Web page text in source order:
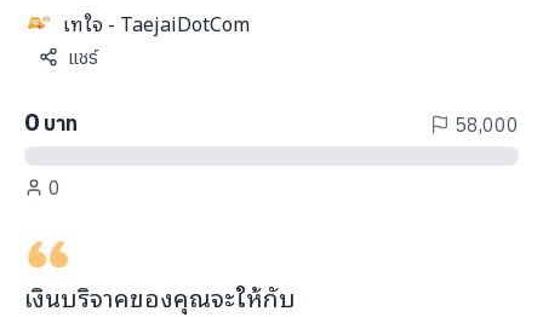
ภาษา:
เทใจ - TaejaiDotCom
แชร์
0 บาท 58,000
0
เงินบริจาคของคุณจะให้กับ